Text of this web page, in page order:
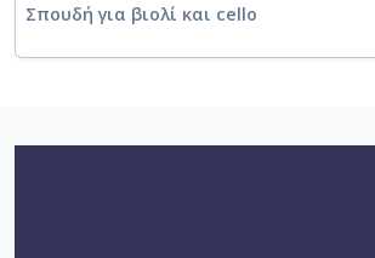
Σπουδή για βιολί και cello